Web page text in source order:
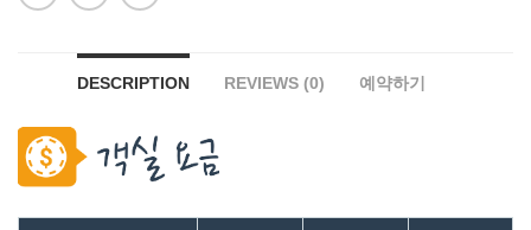
DESCRIPTION REVIEWS (0) 예약하기